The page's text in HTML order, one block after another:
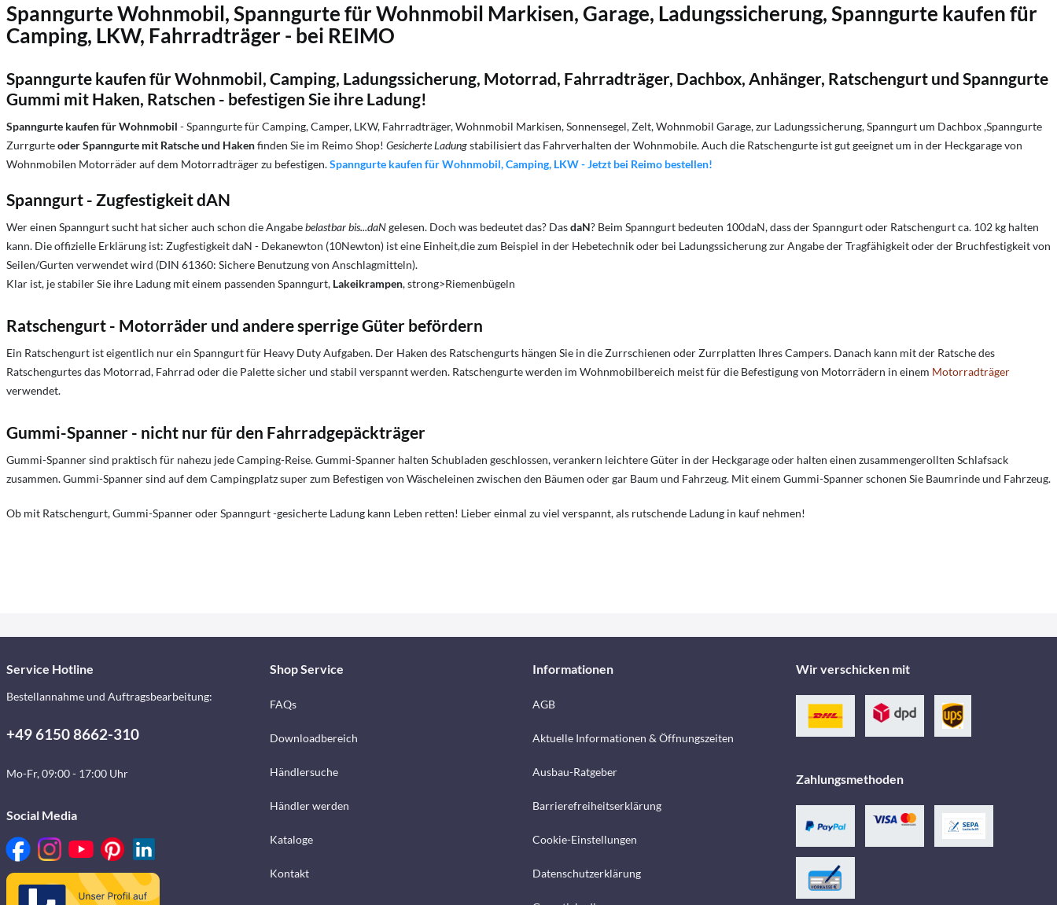
Spanngurte Wohnmobil, Spanngurte für Wohnmobil Markisen, Garage, Ladungssicherung, Spanngurte kaufen für
Camping, LKW, Fahrradträger - bei REIMO
Spanngurte kaufen für Wohnmobil, Camping, Ladungssicherung, Motorrad, Fahrradträger, Dachbox, Anhänger, Ratschengurt und Spanngurte
Gummi mit Haken, Ratschen - befestigen Sie ihre Ladung!
Spanngurte kaufen für Wohnmobil - Spanngurte für Camping, Camper, LKW, Fahrradträger, Wohnmobil Markisen, Sonnensegel, Zelt, Wohnmobil Garage, zur Ladungssicherung, Spanngurt um Dachbox ,Spanngurte
Zurrgurteoder Spanngurte mit Ratsche und Hakenfinden Sie im Reimo Shop! Gesicherte Ladungstabilisiert das Fahrverhalten der Wohnmobile. Auch die Ratschengurte ist gut geeignet um in der Heckgarage von
Wohnmobilen Motorräder auf dem Motorradträger zu befestigen.Spanngurte kaufen für Wohnmobil, Camping, LKW - Jetzt bei Reimo bestellen!
Spanngurt - Zugfestigkeit dAN
Wer einen Spanngurt sucht hat sicher auch schon die Angabebelastbar bis...daNgelesen. Doch was bedeutet das? DasdaN? Beim Spanngurt bedeuten 100daN, dass der Spanngurt oder Ratschengurt ca. 102 kg halten
kann. Die offizielle Erklärung ist: Zugfestigkeit daN - Dekanewton (10Newton) ist eine Einheit,die zum Beispiel in der Hebetechnik oder bei Ladungssicherung zur Angabe der Tragfähigkeit oder der Bruchfestigkeit von
Seilen/Gurten verwendet wird (DIN 61360: Sichere Benutzung von Anschlagmitteln).
Klar ist, je stabiler Sie ihre Ladung mit einem passenden Spanngurt, Lakeikrampen, strong>Riemenbügeln
Ratschengurt - Motorräder und andere sperrige Güter befördern
Ein Ratschengurt ist eigentlich nur ein Spanngurt für Heavy Duty Aufgaben. Der Haken des Ratschengurts hängen Sie in die Zurrschienen oder Zurrplatten Ihres Campers. Danach kann mit der Ratsche des
Ratschengurtes das Motorrad, Fahrrad oder die Palette sicher und stabil verspannt werden. Ratschengurte werden im Wohnmobilbereich meist für die Befestigung von Motorrädern in einem Motorradträger
verwendet.
Gummi-Spanner - nicht nur für den Fahrradgepäckträger
Gummi-Spanner sind praktisch für nahezu jede Camping-Reise. Gummi-Spanner halten Schubladen geschlossen, verankern leichtere Güter in der Heckgarage oder halten einen zusammengerollten Schlafsack
zusammen. Gummi-Spanner sind auf dem Campingplatz super zum Befestigen von Wäscheleinen zwischen den Bäumen oder gar Baum und Fahrzeug. Mit einem Gummi-Spanner schonen Sie Baumrinde und Fahrzeug.
Ob mit Ratschengurt, Gummi-Spanner oder Spanngurt -gesicherte Ladung kann Leben retten! Lieber einmal zu viel verspannt, als rutschende Ladung in kauf nehmen!
Service Hotline
Bestellannahme und Auftragsbearbeitung:
+49 6150 8662-310
Mo-Fr, 09:00 - 17:00 Uhr
Social Media
Shop Service
FAQs
Downloadbereich
Händlersuche
Händler werden
Kataloge
Kontakt
Informationen
AGB
Aktuelle Informationen & Öffnungszeiten
Ausbau-Ratgeber
Barrierefreiheitserklärung
Cookie-Einstellungen
Datenschutzerklärung
Wir verschicken mit
Zahlungsmethoden